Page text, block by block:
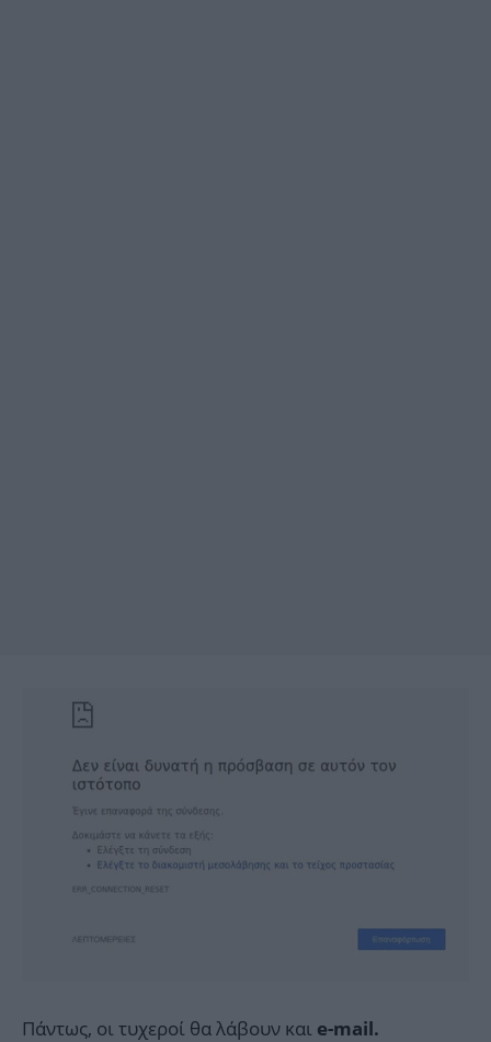
Πάντως, οι τυχεροί θα λάβουν και e-mail.